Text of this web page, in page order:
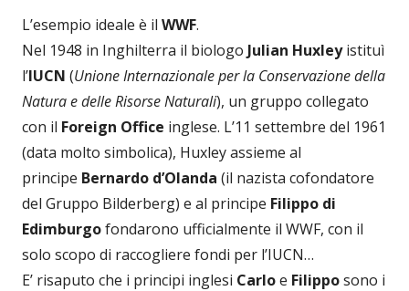
L’esempio ideale è il WWF.
Nel 1948 in Inghilterra il biologo Julian Huxleyistituì
l’IUCN (Unione Internazionale per la Conservazione della
Natura e delle Risorse Naturali), un gruppo collegato
con il Foreign Office inglese. L’11 settembre del 1961
(data molto simbolica), Huxley assieme al
principe Bernardo d’Olanda (il nazista cofondatore
del Gruppo Bilderberg) e al principe Filippo di
Edimburgofondarono ufficialmente il WWF, con il
solo scopo di raccogliere fondi per l’IUCN…
E’ risaputo che i principi inglesi Carloe Filipposono i